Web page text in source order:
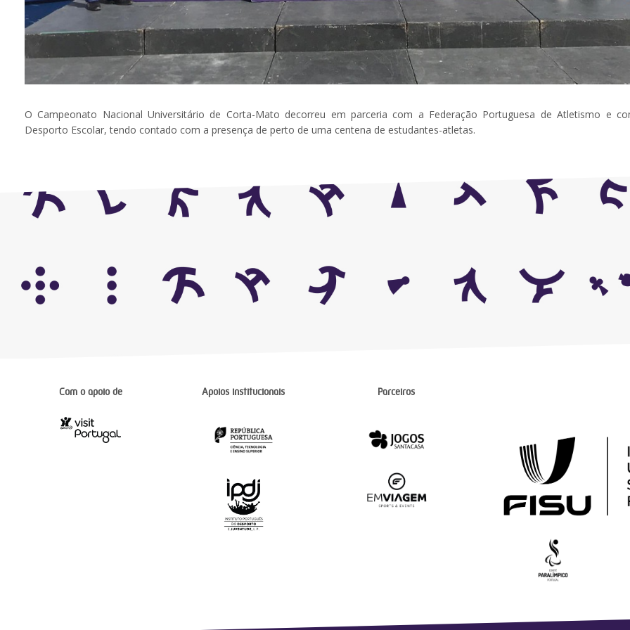
O Campeonato Nacional Universitário de Corta-Mato decorreu em parceria com a Federação Portuguesa de Atletismo e
Desporto Escolar, tendo contado com a presença de perto de uma centena de estudantes-atletas.
Com o apoio de Apoios institucionais Parceiros